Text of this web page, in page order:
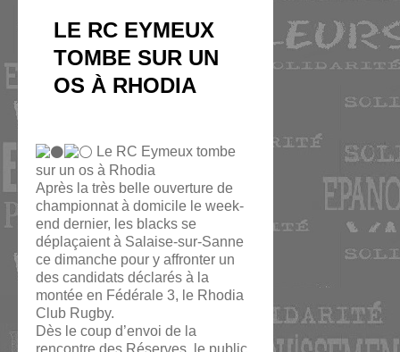
LE RC EYMEUX
TOMBE SUR UN
OS À RHODIA
Le RC Eymeux tombe
sur un os à Rhodia
Après la très belle ouverture de
championnat à domicile le week-
end dernier, les blacks se
déplaçaient à Salaise-sur-Sanne
ce dimanche pour y affronter un
des candidats déclarés à la
montée en Fédérale 3, le Rhodia
Club Rugby.
Dès le coup d’envoi de la
rencontre des Réserves, le public